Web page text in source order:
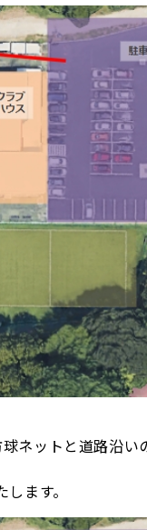
ネットと道路沿い
ます。